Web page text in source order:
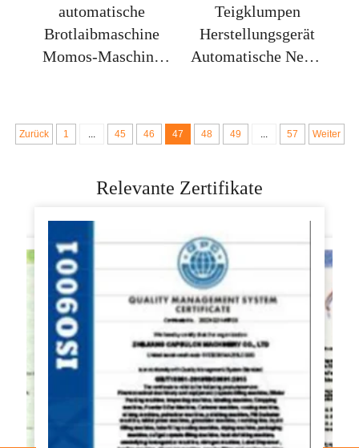
automatische
Brotlaibmaschine
Momos-Maschine
Marmorpoliertgerät
Chai-Bao-Modell
Teigklumpen
Herstellungsgerät
Automatische Nepal
Zurück 1 ... 45 46 47 48 49 ... 57 Weiter
Relevante Zertifikate